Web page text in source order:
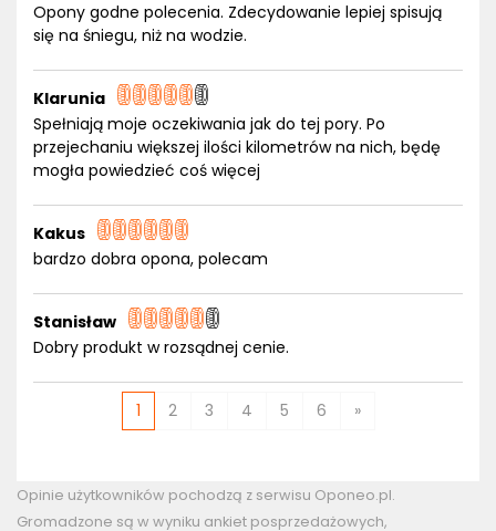
Opony godne polecenia. Zdecydowanie lepiej spisują
się na śniegu, niż na wodzie.
Klarunia
Spełniają moje oczekiwania jak do tej pory. Po
przejechaniu większej ilości kilometrów na nich, będę
mogła powiedzieć coś więcej
Kakus
bardzo dobra opona, polecam
Stanisław
Dobry produkt w rozsądnej cenie.
1 2 3 4 5 6 »
Opinie użytkowników pochodzą z serwisu Oponeo.pl.
Gromadzone są w wyniku ankiet posprzedażowych,